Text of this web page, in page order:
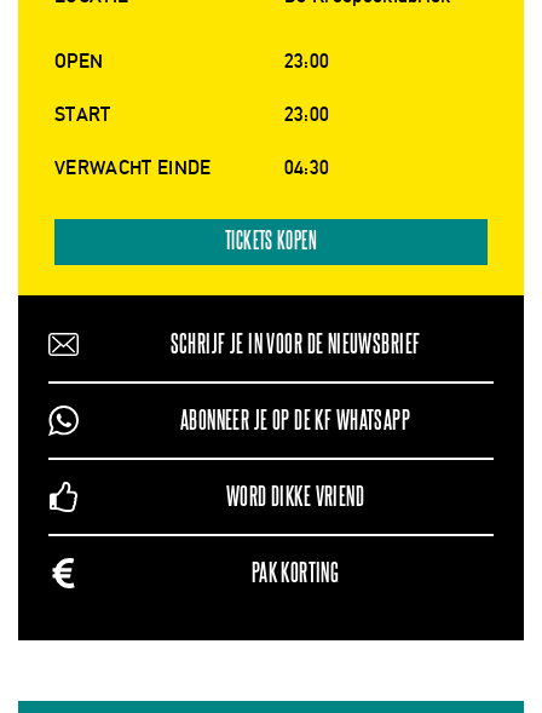
OPEN 23:00
START 23:00
VERWACHT EINDE 04:30
TICKETS KOPEN
SCHRIJF JE IN VOOR DE NIEUWSBRIEF
ABONNEER JE OP DE KF WHATSAPP
WORD DIKKE VRIEND
PAK KORTING